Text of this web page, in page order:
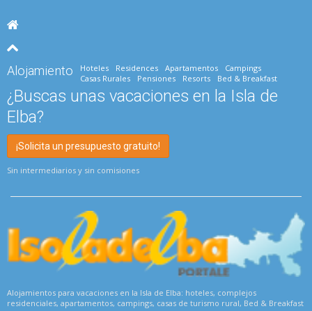
Alojamiento Hoteles Residences Apartamentos
Campings
Casas Rurales
Pensiones Resorts Bed & Breakfast
¿Buscas unas vacaciones en la Isla de
Elba?
¡Solicita un presupuesto gratuito!
Sin intermediarios y sin comisiones
Alojamientos para vacaciones en la Isla de Elba: hoteles, complejos
residenciales, apartamentos, campings, casas de turismo rural, Bed & Breakfast